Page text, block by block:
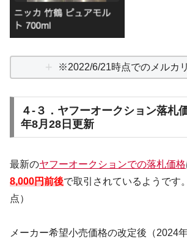
※2022/6/21時点でのメルカ
４-３．ヤフーオークション落
年8月28日更新
最新のヤフーオークションでの落札価格
8,000円前後で取引されているようで
点）
メーカー希望小売価格の改定後（2024